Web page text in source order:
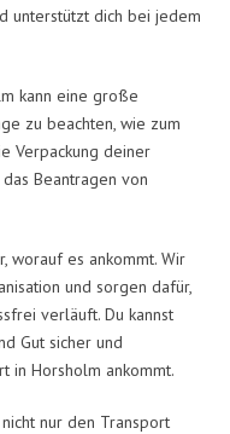
unterstützt dich bei jedem
kann eine große
zu beachten, wie zum
Verpackung deiner
Beantragen von
worauf es ankommt. Wir
und sorgen dafür,
verläuft. Du kannst
Gut sicher und
in Horsholm ankommt.
nur den Transport